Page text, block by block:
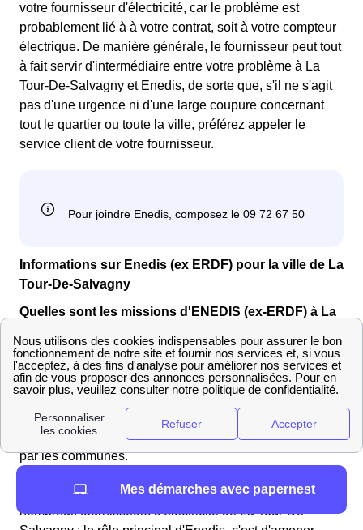
votre fournisseur d'électricité, car le problème est
probablement lié à à votre contrat, soit à votre compteur
électrique. De manière générale, le fournisseur peut tout
à fait servir d'intermédiaire entre votre problème à La
Tour-De-Salvagny et Enedis, de sorte que, s'il ne s'agit
pas d'une urgence ni d'une large coupure concernant
tout le quartier ou toute la ville, préférez appeler le
service client de votre fournisseur.
Informations sur Enedis (ex ERDF) pour la ville de La
Tour-De-Salvagny
Quelles sont les missions d'ENEDIS (ex-ERDF) à La
à La Tour-De-Salvagny, Enedis est ce qu'on appelle un
gestionnaire de réseau de distribution, ou un
distributeur. Il a le monopole de cette activité sur 95% du
territoire français, les 5% restants étant gérés par des
Entreprises Locales de Distribution (ELD) mandatées
par les communes.
Il ne faut pas confondre le distributeur avec les
nombreux fournisseurs d'électricité de La Tour-De-
Mes démarches avec papernest